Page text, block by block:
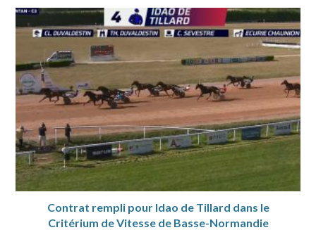
Contrat rempli pour Idao de Tillard dans le
Critérium de Vitesse de Basse-Normandie